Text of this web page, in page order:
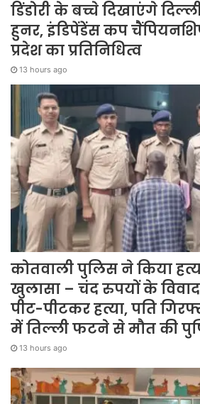
डिंडोरी के बच्चे दिखाएंगे
हुनर, इंडिपेंडेंस कप
प्रदेश का प्रतिनिधित्व
13 hours ago
कोतवाली पुलिस ने किया
खुलासा – चंद रुपयों के
पीट-पीटकर हत्या, पति
में तिल्ली फटने से मौत की
13 hours ago